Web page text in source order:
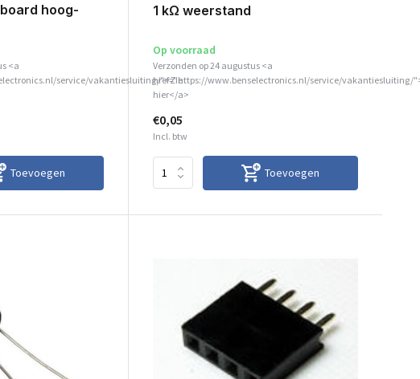
hoog-
<a
service/vakantiesluiting/">Zie
Toevoegen
1 kΩ weerstand
Op voorraad
Verzonden op 24 augustus <a
href="https://www.benselectronics.nl/service/vakantiesluiting/
hier</a>
€0,05
Incl. btw
Toevoegen